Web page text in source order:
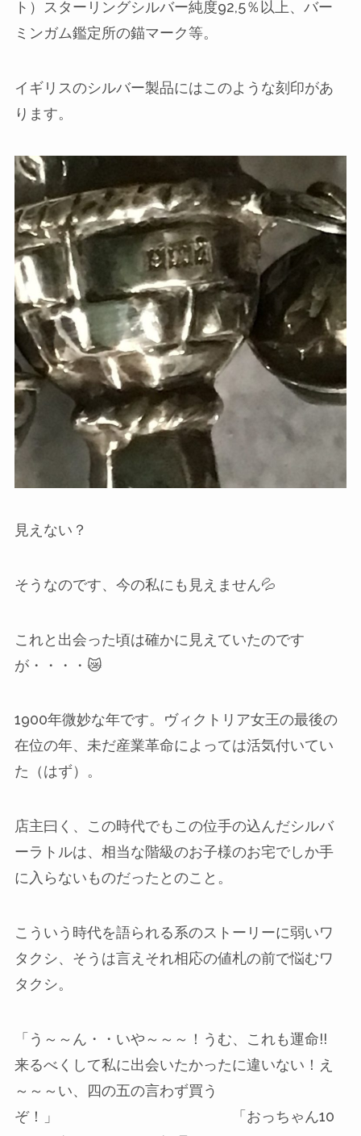
ト）スターリングシルバー純度92,5％以上、バー
ミンガム鑑定所の錨マーク等。
イギリスのシルバー製品にはこのような刻印があ
ります。
見えない？
そうなのです、今の私にも見えません💦
これと出会った頃は確かに見えていたのです
が・・・・😿
1900年微妙な年です。ヴィクトリア女王の最後の
在位の年、未だ産業革命によっては活気付いてい
た（はず）。
店主曰く、この時代でもこの位手の込んだシルバ
ーラトルは、相当な階級のお子様のお宅でしか手
に入らないものだったとのこと。
こういう時代を語られる系のストーリーに弱いワ
タクシ、そうは言えそれ相応の値札の前で悩むワ
タクシ。
「う～～ん・・いや～～～！うむ、これも運命!!
来るべくして私に出会いたかったに違いない！え
～～～い、四の五の言わず買う
ぞ！」 「おっちゃん10